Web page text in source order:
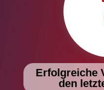
Erfolgreiche
den